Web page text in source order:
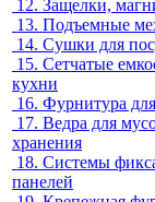
12. Защелки,
13. Подъемные
14. Сушки для
15. Сетчатые
кухни
16. Фурнитура
17. Ведра для
хранения
18. Системы
панелей